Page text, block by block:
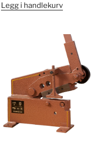
Legg i handlekurv